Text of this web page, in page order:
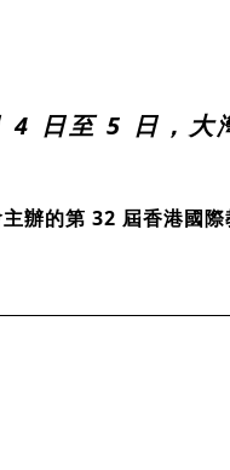
4 日至 5 日，大
辦的第 32 屆香港國